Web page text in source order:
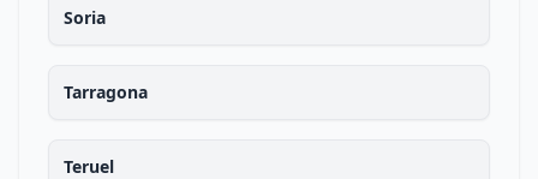
Soria
Tarragona
Teruel